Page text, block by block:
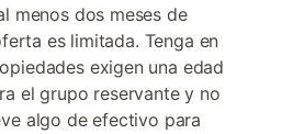
menos dos meses de
es limitada. Tenga en
exigen una edad
el grupo reservante y no
algo de efectivo para